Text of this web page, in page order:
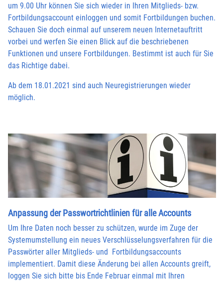
um 9.00 Uhr können Sie sich wieder in Ihren Mitglieds- bzw.
Fortbildungsaccount einloggen und somit Fortbildungen buchen.
Schauen Sie doch einmal auf unserem neuen Internetauftritt
vorbei und werfen Sie einen Blick auf die beschriebenen
Funktionen und unsere Fortbildungen. Bestimmt ist auch für Sie
das Richtige dabei.
Ab dem 18.01.2021 sind auch Neuregistrierungen wieder
möglich.
Anpassung der Passwortrichtlinien für alle Accounts
Um Ihre Daten noch besser zu schützen, wurde im Zuge der
Systemumstellung ein neues Verschlüsselungsverfahren für die
Passwörter aller Mitglieds- und Fortbildungsaccounts
implementiert. Damit diese Änderung bei allen Accounts greift,
loggen Sie sich bitte bis Ende Februar einmal mit Ihren